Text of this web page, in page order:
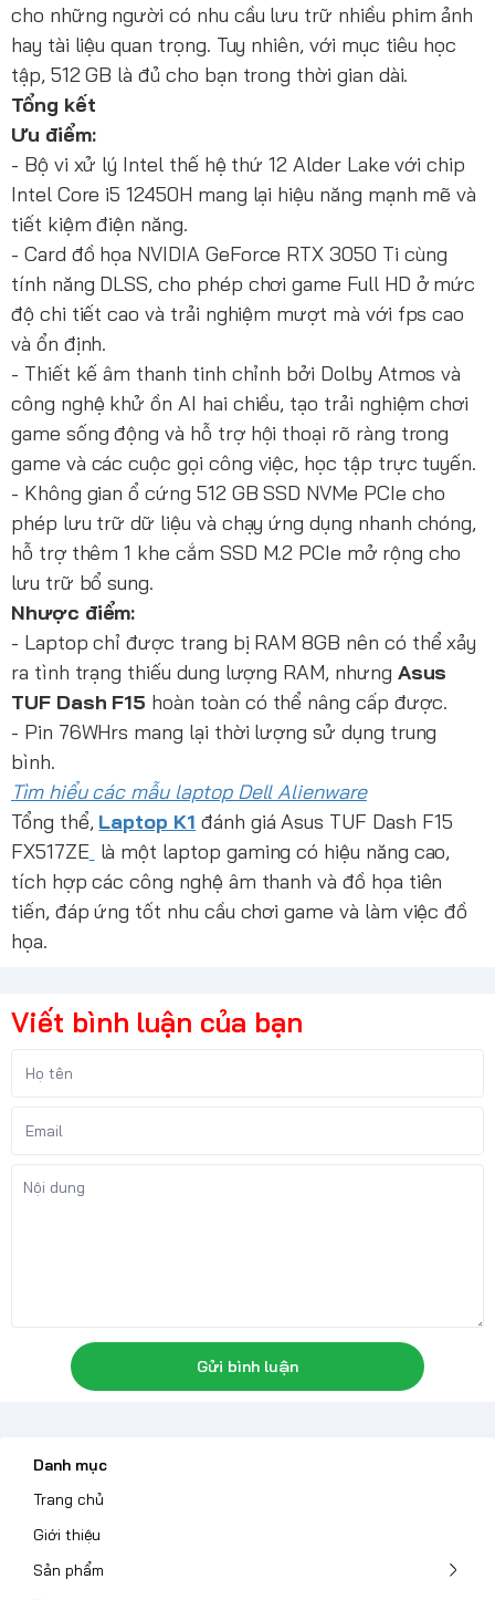
cho những người có nhu cầu lưu trữ nhiều phim ảnh
hay tài liệu quan trọng. Tuy nhiên, với mục tiêu học
tập, 512 GB là đủ cho bạn trong thời gian dài.
Tổng kết
Ưu điểm:
- Bộ vi xử lý Intel thế hệ thứ 12 Alder Lake với chip
Intel Core i5 12450H mang lại hiệu năng mạnh mẽ và
tiết kiệm điện năng.
- Card đồ họa NVIDIA GeForce RTX 3050 Ti cùng
tính năng DLSS, cho phép chơi game Full HD ở mức
độ chi tiết cao và trải nghiệm mượt mà với fps cao
và ổn định.
- Thiết kế âm thanh tinh chỉnh bởi Dolby Atmos và
công nghệ khử ồn AI hai chiều, tạo trải nghiệm chơi
game sống động và hỗ trợ hội thoại rõ ràng trong
game và các cuộc gọi công việc, học tập trực tuyến.
- Không gian ổ cứng 512 GB SSD NVMe PCIe cho
phép lưu trữ dữ liệu và chạy ứng dụng nhanh chóng,
hỗ trợ thêm 1 khe cắm SSD M.2 PCIe mở rộng cho
lưu trữ bổ sung.
Nhược điểm:
- Laptop chỉ được trang bị RAM 8GB nên có thể xảy
ra tình trạng thiếu dung lượng RAM, nhưng Asus
TUF Dash F15 hoàn toàn có thể nâng cấp được.
- Pin 76WHrs mang lại thời lượng sử dụng trung
bình.
Tìm hiểu các mẫu laptop Dell Alienware
Tổng thể, Laptop K1 đánh giá Asus TUF Dash F15
FX517ZE là một laptop gaming có hiệu năng cao,
tích hợp các công nghệ âm thanh và đồ họa tiên
tiến, đáp ứng tốt nhu cầu chơi game và làm việc đồ
họa.
Viết bình luận của bạn
Gửi bình luận
Danh mục
Trang chủ
Giới thiệu
Sản phẩm